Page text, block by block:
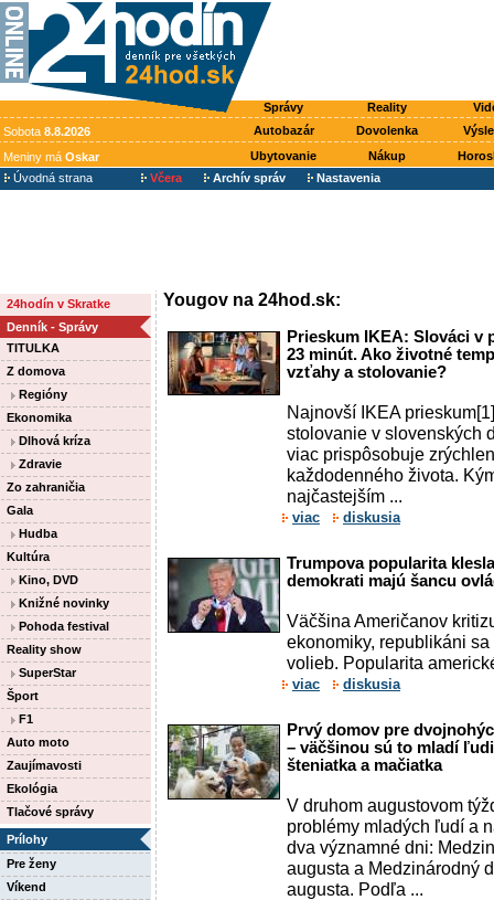
Správy Reality
Sobota 8.8.2026 Autobazár Dovolenka
Meniny má Oskar Ubytovanie Nákup
Úvodná strana
Včera Archív správ Nastavenia
24hodín v Skratke
Denník - Správy
TITULKA
Z domova
Regióny
Ekonomika
Dlhová kríza
Zdravie
Zo zahraničia
Gala
Hudba
Kultúra
Kino, DVD
Knižné novinky
Pohoda festival
Reality show
SuperStar
Šport
F1
Auto moto
Zaujímavosti
Ekológia
Tlačové správy
Prílohy
Pre ženy
Víkend
Yougov na 24hod.sk:
Prieskum IKEA: Slováci v
23 minút. Ako životné
vzťahy a stolovanie?
Najnovší IKEA
stolovanie v slovenských
viac prispôsobuje
každodenného života.
najčastejším ...
viac diskusia
Trumpova popularita
demokrati majú šancu
Väčšina Američanov
ekonomiky, republikáni
volieb. Popularita
viac diskusia
Prvý domov pre
– väčšinou sú to mladí
šteniatka a mačiatka
V druhom augustovom
problémy mladých ľudí a
dva významné dni:
augusta a Medzinárodný
augusta. Podľa ...